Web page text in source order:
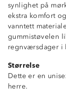
synlighet på
ekstra komfort
vanntett
gummistøvelen
regnværsdager i
Størrelse
Dette er en
herre.
Høy
Godt grep
Refleks
Vanntett